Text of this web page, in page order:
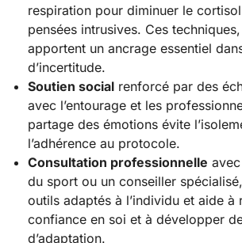
respiration pour diminuer le
pensées intrusives. Ces
apportent un ancrage essentiel
d’incertitude.
Soutien social renforcé par des
avec l’entourage et les
partage des émotions évite
l’adhérence au protocole.
Consultation professionnelle
du sport ou un conseiller
outils adaptés à l’individu et aide à
confiance en soi et à développer
d’adaptation.